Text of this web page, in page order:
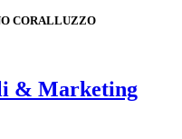
CORALLUZZO
& Marketing